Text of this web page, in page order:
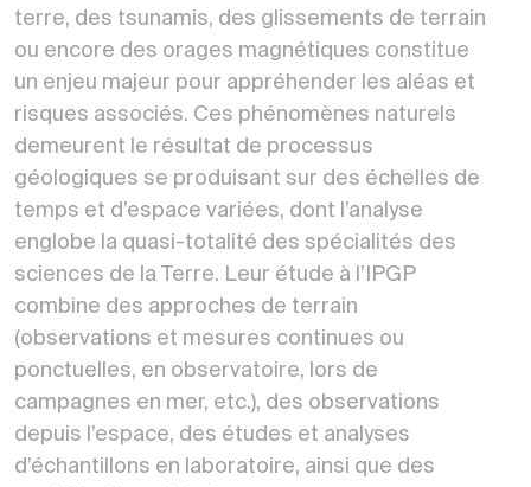
terre, des tsunamis, des glissements de terrain
ou encore des orages magnétiques constitue
un enjeu majeur pour appréhender les aléas et
risques associés. Ces phénomènes naturels
demeurent le résultat de processus
géologiques se produisant sur des échelles de
temps et d’espace variées, dont l’analyse
englobe la quasi-totalité des spécialités des
sciences de la Terre. Leur étude à l’IPGP
combine des approches de terrain
(observations et mesures continues ou
ponctuelles, en observatoire, lors de
campagnes en mer, etc.), des observations
depuis l’espace, des études et analyses
d’échantillons en laboratoire, ainsi que des